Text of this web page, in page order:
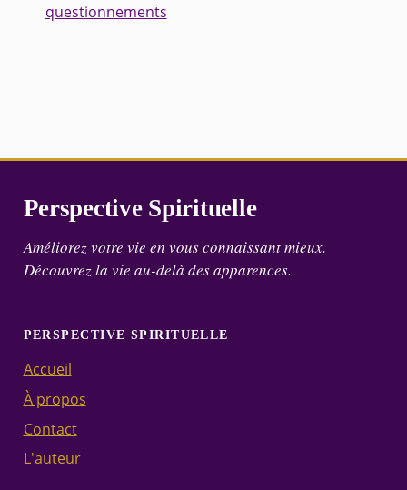
questionnements
Perspective Spirituelle
Améliorez votre vie en vous connaissant mieux.
Découvrez la vie au-delà des apparences.
PERSPECTIVE SPIRITUELLE
Accueil
À propos
Contact
L'auteur